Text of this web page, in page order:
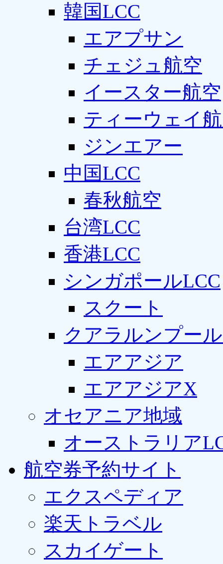
韓国LCC
エアプサン
チェジュ航空
イースター航空
ティーウェイ
ジンエアー
中国LCC
春秋航空
台湾LCC
香港LCC
シンガポールLCC
スクート
クアラルンプー
エアアジア
エアアジアX
オセアニア地域
オーストラリア
航空券予約サイト
エクスペディア
楽天トラベル
スカイゲート